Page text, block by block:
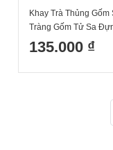
Khay Trà Thủng Gốm
Tràng Gốm Tử Sa
Chén Uống Trà
135.000 ₫